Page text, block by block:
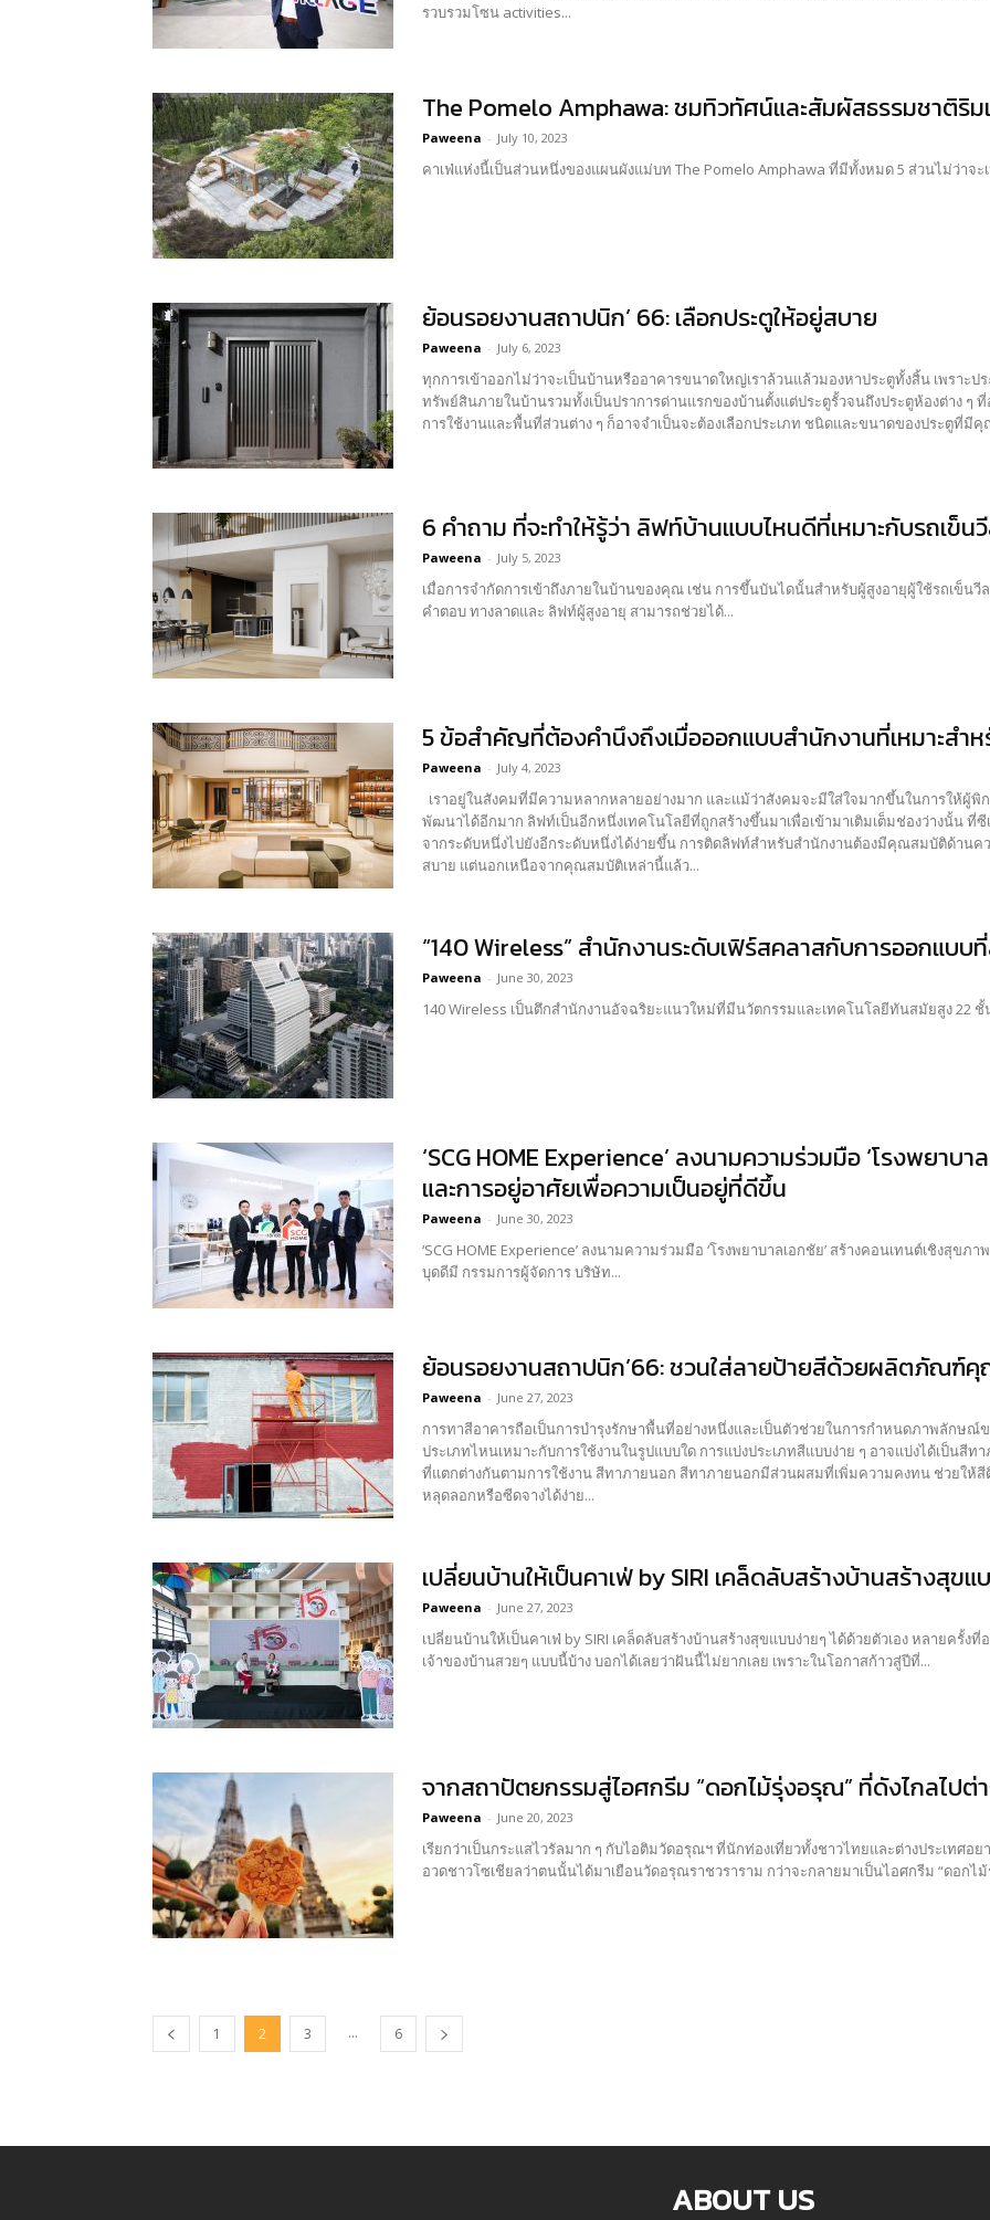
รวบรวมโซน activities...
The Pomelo Amphawa: ชมทิวทัศน์และสัมผัสธรรมชาติ
Paweena - July 10, 2023
คาเฟ่แห่งนี้เป็นส่วนหนึ่งของแผนผังแม่บท The Pomelo Amphawa ที่มีทั้งหมด 5 ส่วนไม่ว่าจ
ย้อนรอยงานสถาปนิก’ 66: เลือกประตูให้อยู่สบาย
Paweena - July 6, 2023
ทุกการเข้าออกไม่ว่าจะเป็นบ้านหรืออาคารขนาดใหญ่เราล้วนแล้วมองหาประตูทั้งสิ้น เพราะ
ทรัพย์สินภายในบ้านรวมทั้งเป็นปราการด่านแรกของบ้านตั้งแต่ประตูรั้วจนถึงประตูห้องต่าง ๆ ที่อยู่ภายใน และถึงแม้ว่าจะเป็นบ้านหรืออ
การใช้งานและพื้นที่ส่วนต่าง ๆ ก็อาจจำเป็นจะต้องเลือกประเภท ชนิดและขนาดของประตูที่มี
6 คำถาม ที่จะทำให้รู้ว่า ลิฟท์บ้านแบบไหนดีที่เหมาะกับรถเข็น
Paweena - July 5, 2023
เมื่อการจำกัดการเข้าถึงภายในบ้านของคุณ เช่น การขึ้นบันไดนั้นสำหรับผู้สูงอายุผู้ใช้รถเข็น
คำตอบ ทางลาดและ ลิฟท์ผู้สูงอายุ สามารถช่วยได้...
5 ข้อสำคัญที่ต้องคำนึงถึงเมื่อออกแบบสำนักงานที่เหมาะสำ
Paweena - July 4, 2023
พัฒนาได้อีกมาก ลิฟท์เป็นอีกหนึ่งเทคโนโลยีที่ถูกสร้างขึ้นมาเพื่อเข้ามาเติมเต็มช่องว่างนั้น
จากระดับหนึ่งไปยังอีกระดับหนึ่งได้ง่ายขึ้น การติดลิฟท์สำหรับสำนักงานต้องมีคุณสมบัติด้านความปลอดภัยที่ออกแบบมาเพื่อให้ผู้ใช้ได้รับความสะดวก
สบาย แต่นอกเหนือจากคุณสมบัติเหล่านี้แล้ว...
“140 Wireless” สำนักงานระดับเฟิร์สคลาสกับการออกแบบ
Paweena - June 30, 2023
140 Wireless เป็นตึกสำนักงานอัจฉริยะแนวใหม่ที่มีนวัตกรรมและเทคโนโลยีทันสมัยสูง 22
‘SCG HOME Experience’ ลงนามความร่วมมือ ‘โรงพยาบ
และการอยู่อาศัยเพื่อความเป็นอยู่ที่ดีขึ้น
Paweena - June 30, 2023
‘SCG HOME Experience’ ลงนามความร่วมมือ ‘โรงพยาบาลเอกชัย’ สร้างคอนเทนต์เชิงสุขภาพและ
บุดดีมี กรรมการผู้จัดการ บริษัท...
ย้อนรอยงานสถาปนิก’66: ชวนใส่ลายป้ายสีด้วยผลิตภัณฑ์
Paweena - June 27, 2023
การทาสีอาคารถือเป็นการบำรุงรักษาพื้นที่อย่างหนึ่งและเป็นตัวช่วยในการกำหนดภาพลักษณ์
ประเภทไหนเหมาะกับการใช้งานในรูปแบบใด การแบ่งประเภทสีแบบง่าย ๆ อาจแบ่งได้เป็นสีทาภายนอกและสีทาภายใน ซึ่งแต่ละประเภทจะมีคุณสมบัติ
ที่แตกต่างกันตามการใช้งาน สีทาภายนอก สีทาภายนอกมีส่วนผสมที่เพิ่มความคงทน ช่วยให้สีติดทนนานกันความร้อนและแสงแดดได้เป็นอย่างดี ไม่
หลุดลอกหรือซีดจางได้ง่าย...
เปลี่ยนบ้านให้เป็นคาเฟ่ by SIRI เคล็ดลับสร้างบ้านสร้างสุข
Paweena - June 27, 2023
เปลี่ยนบ้านให้เป็นคาเฟ่ by SIRI เคล็ดลับสร้างบ้านสร้างสุขแบบง่ายๆ ได้ด้วยตัวเอง หลายครั้งที่ออกเดินทางไปเช็คอินที่คาเฟ่แล้วก็แอบฝันว่าอยากเป็น
เจ้าของบ้านสวยๆ แบบนี้บ้าง บอกได้เลยว่าฝันนี้ไม่ยากเลย เพราะในโอกาสก้าวสู่ปีที่...
จากสถาปัตยกรรมสู่ไอศกรีม “ดอกไม้รุ่งอรุณ” ที่ดังไกลไปต่
Paweena - June 20, 2023
เรียกว่าเป็นกระแสไวรัลมาก ๆ กับไอติมวัดอรุณฯ ที่นักท่องเที่ยวทั้งชาวไทยและต่างประเทศอ
อวดชาวโซเชียลว่าตนนั้นได้มาเยือนวัดอรุณราชวราราม กว่าจะกลายมาเป็นไอศกรีม “ดอกไม้
1 2 3 ... 6
ABOUT US